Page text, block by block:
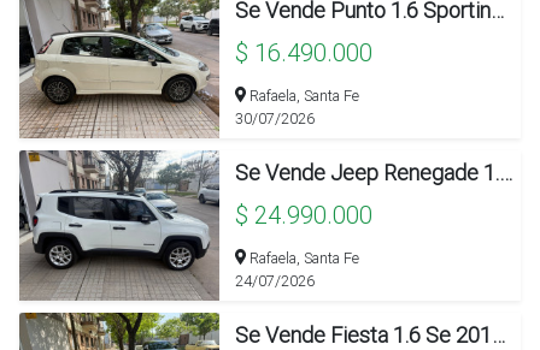
Se Vende Punto 1.6 Sporting 2014 Solo 90.000km!!!
$ 16.490.000
Rafaela, Santa Fe
30/07/2026
Se Vende Jeep Renegade 1.8 Sport 2020!!!
$ 24.990.000
Rafaela, Santa Fe
24/07/2026
Se Vende Fiesta 1.6 Se 2018 Solo 35.000!!!